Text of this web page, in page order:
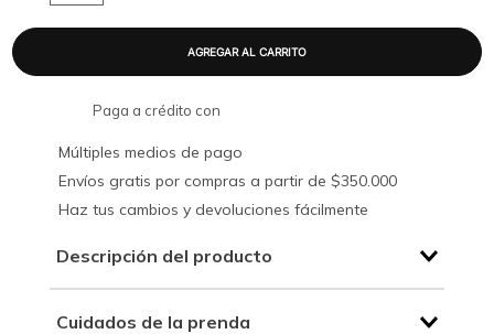
Paga a crédito con
Múltiples medios de pago
Envíos gratis por compras a partir de $350.000
Haz tus cambios y devoluciones fácilmente
Descripción del producto
Cuidados de la prenda